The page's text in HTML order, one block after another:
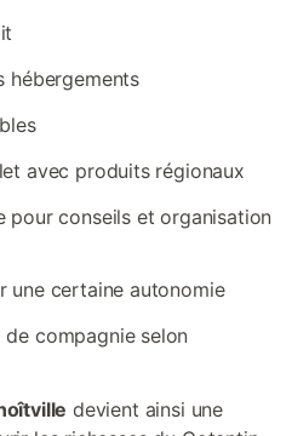
hébergements
avec produits régionaux
pour conseils et organisation
une certaine autonomie
compagnie selon
devient ainsi une